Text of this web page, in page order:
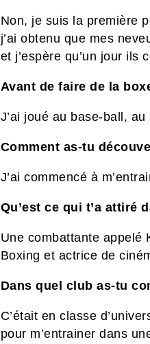
Non, je suis la première
j’ai obtenu que mes
et j’espère qu’un jour ils
Avant de faire de la
J’ai joué au base-ball,
Comment as-tu
J’ai commencé à
Qu’est ce qui t’a attiré
Une combattante appelé
Boxing et actrice de
Dans quel club as-tu
C’était en classe
pour m’entrainer dans